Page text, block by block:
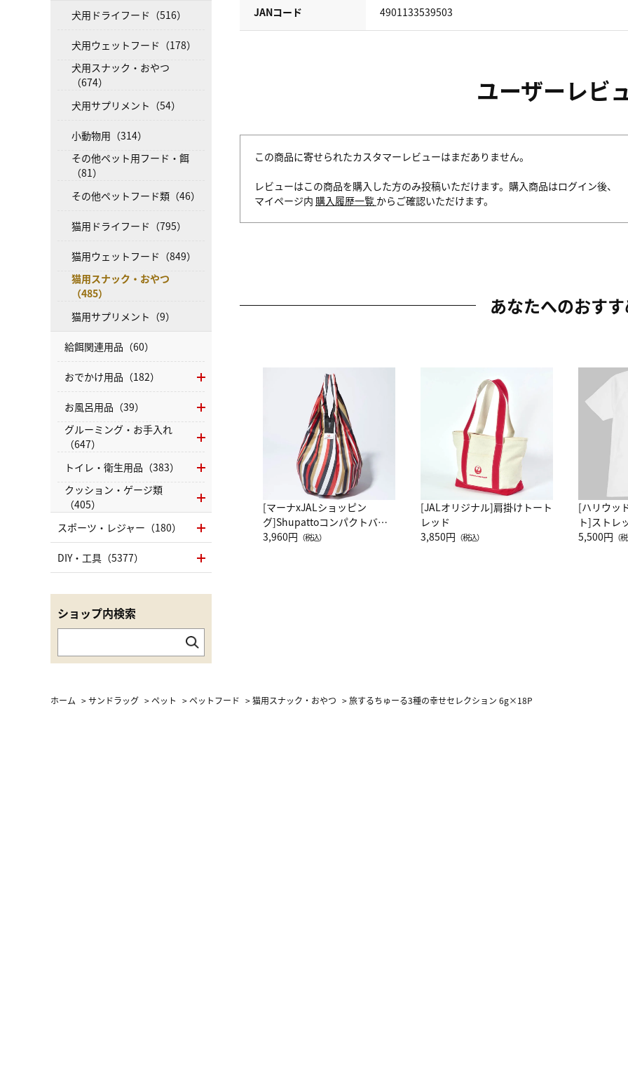
JANコード 4901133539503
ユーザーレビ
この商品に寄せられたカスタマーレビューはまだありません。
レビューはこの商品を購入した方のみ投稿いただけます。購入商品はログイン後、
マイページ内 購入履歴一覧 からご確認いただけます。
あなたへのおす
[マーナxJALショッピン
グ]Shupattoコンパクトバッ
グ Drop JAL客室乗務員
3,960円 （税込）
[JALオリジナル]肩掛けトート
レッド
3,850円 （税込）
[ハリウッ
ト]ストレ
ーネック別
5,500円 （
犬用ドライフード（516）
犬用ウェットフード（178）
犬用スナック・おやつ
（674）
犬用サプリメント（54）
小動物用（314）
その他ペット用フード・餌
（81）
その他ペットフード類（46）
猫用ドライフード（795）
猫用ウェットフード（849）
猫用スナック・おやつ
（485）
猫用サプリメント（9）
給餌関連用品（60）
おでかけ用品（182）
お風呂用品（39）
グルーミング・お手入れ
（647）
トイレ・衛生用品（383）
クッション・ゲージ類
（405）
スポーツ・レジャー（180）
DIY・工具（5377）
ショップ内検索
ホーム >サンドラッグ >ペット >ペットフード >猫用スナック・おやつ >旅するちゅーる3種の幸せセレクション 6g×18P